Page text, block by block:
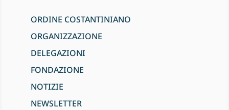
ORDINE COSTANTINIANO
ORGANIZZAZIONE
DELEGAZIONI
FONDAZIONE
NOTIZIE
NEWSLETTER